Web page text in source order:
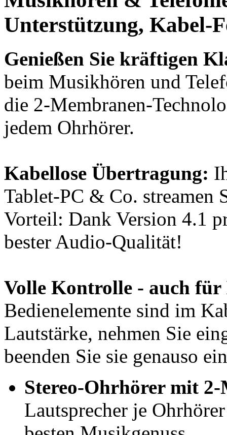
Unterstützung, Kabel-
Genießen Sie kräftigen
beim Musikhören und
die 2-Membranen-
jedem Ohrhörer.
Kabellose Übertragung:
Tablet-PC & Co. streamen
Vorteil: Dank Version 4.1
bester Audio-Qualität!
Volle Kontrolle - auch für
Bedienelemente sind im
Lautstärke, nehmen Sie
beenden Sie sie genauso
Stereo-Ohrhörer mit
Lautsprecher je